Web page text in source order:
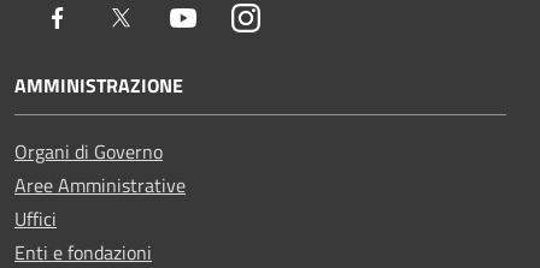
Facebook Twitter YoutubeInstagram
AMMINISTRAZIONE
Organi di Governo
Aree Amministrative
Uffici
Enti e fondazioni